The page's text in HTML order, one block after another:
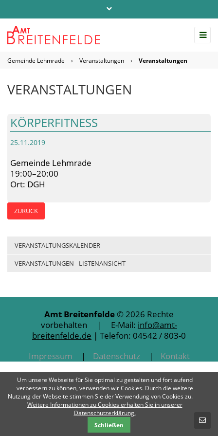
SCHNELLKONTAKT
E-Mail-Nachricht - Amt Breitenfelde
info@amt-breitenfelde.de
Gemeinde Lehmrade › Veranstaltungen › Veranstaltungen
VERANSTALTUNGEN
KÖRPERFITNESS
25.11.2019
Gemeinde Lehmrade
19:00–20:00
Ort: DGH
ZURÜCK
VERANSTALTUNGSKALENDER
VERANSTALTUNGEN - LISTENANSICHT
Amt Breitenfelde © 2026 Rechte
vorbehalten | E-Mail: info@amt-
breitenfelde.de | Telefon: 04542 / 803-0
Impressum
Datenschutz Kontakt
Um unsere Webseite für Sie optimal zu gestalten und fortlaufend
verbessern zu können, verwenden wir Cookies. Durch die weitere
Nutzung der Webseite stimmen Sie der Verwendung von Cookies zu.
Weitere Informationen zu Cookies erhalten Sie in unserer
Datenschutzerklärung.
Schließen